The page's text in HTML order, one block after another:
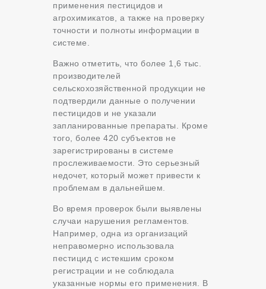
применения пестицидов и
агрохимикатов, а также на проверку
точности и полноты информации в
системе.
Важно отметить, что более 1,6 тыс.
производителей
сельскохозяйственной продукции не
подтвердили данные о получении
пестицидов и не указали
запланированные препараты. Кроме
того, более 420 субъектов не
зарегистрированы в системе
прослеживаемости. Это серьезный
недочет, который может привести к
проблемам в дальнейшем.
Во время проверок были выявлены
случаи нарушения регламентов.
Например, одна из организаций
неправомерно использовала
пестицид с истекшим сроком
регистрации и не соблюдала
указанные нормы его применения. В